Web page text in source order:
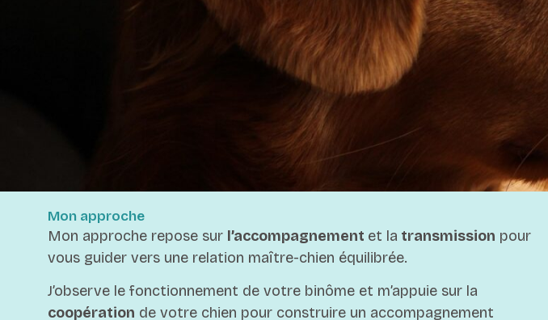
Mon approche
Mon approche repose sur l’accompagnement et la transmission pour
vous guider vers une relation maître-chien équilibrée.
J’observe le fonctionnement de votre binôme et m’appuie sur la
coopération de votre chien pour construire un accompagnement